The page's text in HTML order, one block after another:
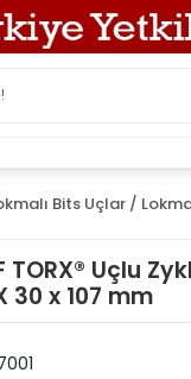
Bits Uçlar /
TORX® Uçlu
30 x 107 mm